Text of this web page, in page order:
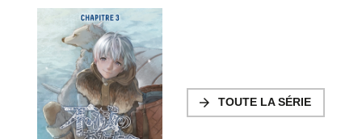
arrow_forward TOUTE LA SÉRIE